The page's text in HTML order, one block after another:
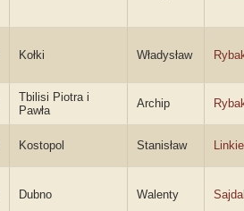
Kołki Władysław
Tbilisi Piotra i
Pawła
Archip
Kostopol Stanisław
Dubno Walenty